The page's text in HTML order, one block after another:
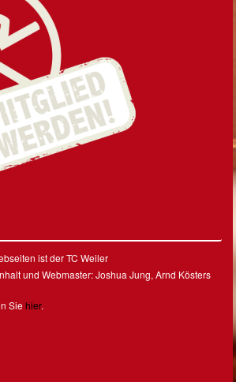
ist der TC Weiler
und Webmaster: Joshua Jung, Arnd Kösters
Siehier.